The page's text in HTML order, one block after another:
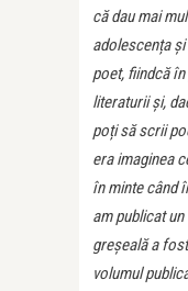
că dau mai
adolescența
poet, fiindcă
literaturii și,
poți să scrii
era imaginea
în minte când
am publicat
greșeală a
volumul